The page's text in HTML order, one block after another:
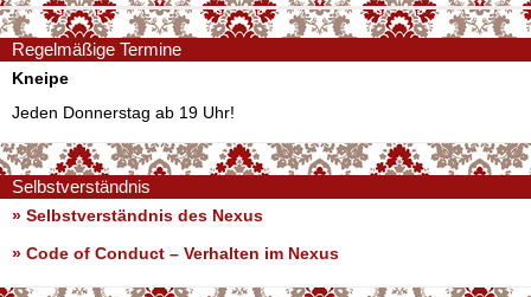
Regelmäßige Termine
Kneipe
Jeden Donnerstag ab 19 Uhr!
Selbstverständnis
» Selbstverständnis des Nexus
» Code of Conduct – Verhalten im Nexus